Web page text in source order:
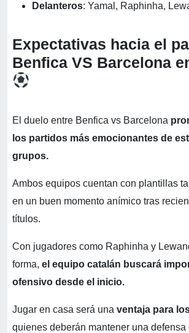
Delanteros: Yamal, Raphinha,
Expectativas hacia el
Benfica VS Barcelona
El duelo entre Benfica vs Barcelona
los partidos más emocionantes de
grupos.
Ambos equipos cuentan con plantillas
en un buen momento anímico tras
títulos.
Con jugadores como Raphinha y
forma, el equipo catalán buscará
ofensivo desde el inicio.
Jugar en casa será una ventaja para
quienes deberán mantener una defensa